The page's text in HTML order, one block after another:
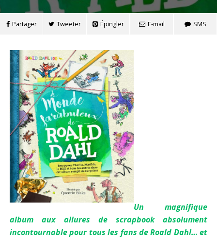
Partager Tweeter Épingler E-mail SMS
Un magnifique
album aux allures de scrapbook absolument
incontournable pour tous les fans de Roald Dahl… et